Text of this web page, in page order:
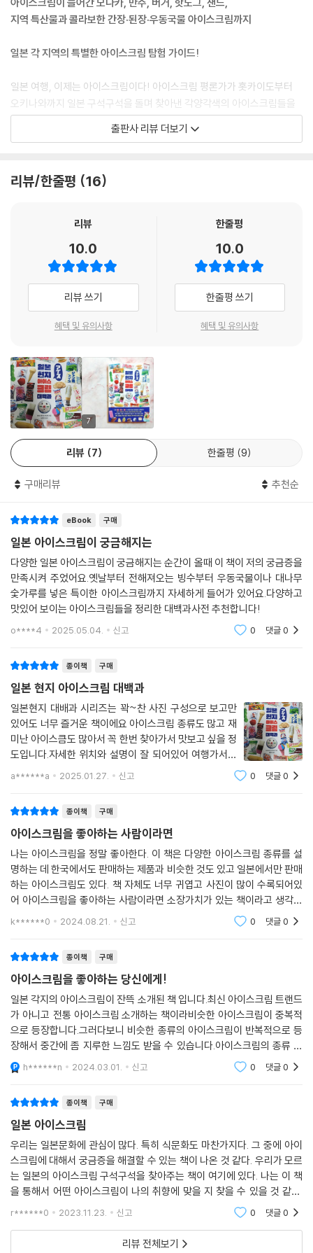
는 방법은 단순하고도 투박하게 봉지 모서리를 뜯어서 그대로 먹는 것이
프트아이스크림 ‘그린소프트’가 탄생했다. 찻집의 여름철 적자를 우려한
경영자들이 ‘여름에 팔 수 있는 상품이 없을까’ 고민한 끝에 만들어냈다. 우
유에 말차를 넣어 마시면 맛있다는 점과 더운 날씨에 즐겨 먹는 소프트아
이스크림을 합쳐 그린소프트를 만들었다고 한다. 지금은 말차 소프트아이
스크림이 인기 있는 맛 중 하나지만, 출시 당시에는 초록색이라는 이유로
스크림의 격전지이기도 하다. 탁 트인 푸른 하늘, 끝없이 펼쳐진 광활한 목
초지, 젖소들이 풀을 뜯어먹는 한가로운 풍경은 많은 사람들이 떠올리는
홋카이도의 이미지와 매우 흡사하다. 차를 타고 달리다보면 곳곳에 소프트
아이스크림 간판과 깃발이 세워져 있고, 현지에서 생산된 신선한 생우유를
사용한 고품질의 수제 소프트아이스크림을 부담 없이 즐길 수 있다. 소프
트아이스크림을 좋아하는 사람들에게는 그야말로 ‘성지’라고 할 수 있는
사가현 오기시에 본사를 둔 다케시타제과. 인기 상품인 블랙몽블랑은 규슈
출신이라면 누구나 한 번쯤 먹어본 적이 있는 스테디셀러다. 이 독특한 상
품명은 다케시타제과의 전 회장이 알프스산맥의 최고봉인 몽블랑을 눈앞
에 두고 ‘이 새하얀 산에 초콜릿을 뿌려 먹으면 얼마나 맛있을까’라는 생각
으로 지은 것이다.
나가사키의 카스텔라, 야마나시의 신겐모치와 같은 지역명과, 나가노의
사과, 후쿠시마의 복숭아, 그리고 간장과 된장, 우동까지. 각지의 특산품이
철 등 관광명소나 지자체 등 지역과 콜라보레이션한 새로운 명물 아이스크
지역 특산물과 콜라보한 간장·된장·우동국물 아이스크림까지
일본 각 지역의 특별한 아이스크림 탐험 가이드!
일본 여행, 이제는 아이스크림이다! 아이스크림 평론가가 홋카이도부터
오키나와까지 일본 구석구석을 돌며 찾아낸 각양각색의 아이스크림들을
총망라했다. 『일본 현지 아이스크림 대백과』에는 현지 매장, 카페, 식당에
서만 맛볼 수 있는 아이스크림, 맛도 모양도 먹는 법도 특이한 지역 특산 아
들도 추천한다. 이 책은 이미 한국에 출간되어 많은 사랑을 받은 『일본 현
맛의 특징, 아이스크림가게의 역사와 개성, 주요 메뉴 소개가 충실하면서
1부에서는 각 지역을 대표하는 아이스크림들을 선보인다. 가고시마에서
시작해 전국적으로 유명해진 ‘백곰’ 빙수 시로쿠마를 비롯해, 미에의 아이
스만주, 오사카의 아이스모나카, 고치의 아이스쿠린, 아오모리의 점보아
이스, 나가사키의 밀크셰이크, 오키나와의 고리젠자이 등 그 지역 여행에
선별했다.
2부는 저자가 직접 발로 뛰며 전국 방방곡곡의 아이스크림을 찾아낸 기록
이다. 현지인들이 아니면 알 수 없는 작은 아이스크림가게, 카페, 식당 들에
서 파는 다양하고 기발한 아이스크림 메뉴들이 동일본, 서일본으로 나눠
펼쳐진다. 젓가락으로 떠먹는 아이스크림, 30센티미터 소프트아이스크
림, 튀김빵에 얹은 아이스크림 등 여행자들이 SNS에 올리기 좋은 아이스
은 3부에서 소개한다. 연간 10만 개씩 팔리는 70년 전통의 오사카 551 호
라이 아이스캔디, 니가타에서는 일본의 국민 아이스크림 ‘가리가리쿤’의
명성을 능가하는 세이효의 모모타로 등 현지에서 시중 유통되는 제품들이
라 더욱 쉽게 사 먹을 수 있는 장점이 있다.
4부에서는 현지 특산물과 콜라보한 개성 넘치는 아이스크림들이 주인공
이다. 찹쌀떡이 그대로 위에 얹어져 있는 기쿄신겐 아이스크림, 나가사키
상상초월의 아이스크림 등은 보기만 해도 즐겁다.
그 밖에 소프트아이스크림의 성지인 홋카이도 곤센 지역과 우유회사가 만
든 아이스크림들도 특집으로 실었다. 이 책의 맨 뒤에는 일본 원서에는 없
는 아이스크림가게 리스트를 만들어두어 여행 가이드로서도 제 몫을 톡톡
히 한다.
출판사 리뷰 더보기
리뷰/한줄평 16
리뷰
10.0
리뷰 쓰기
혜택 및 유의사항
한줄평
10.0
한줄평 쓰기
혜택 및 유의사항
7
리뷰 7 한줄평 9
구매리뷰 추천순
eBook 구매
일본 아이스크림이 궁금해지는
다양한 일본 아이스크림이 궁금해지는 순간이 올때 이 책이 저의 궁금증을
만족시켜 주었어요.옛날부터 전해져오는 빙수부터 우동국물이나 대나무
숯가루를 넣은 특이한 아이스크림까지 자세하게 들어가 있어요.다양하고
맛있어 보이는 아이스크림들을 정리한 대백과사전 추천합니다!
o****4 2025.05.04. 신고 0 댓글0
종이책 구매
일본 현지 아이스크림 대백과
일본현지 대배과 시리즈는 꽉~찬 사진 구성으로 보고만
있어도 너무 즐거운 책이에요 아이스크림 종류도 많고 재
미난 아이스큼도 많아서 꼭 한번 찾아가서 맛보고 싶을 정
도입니다.자세한 위치와 설명이 잘 되어있어 여행가서도
너무 유용할거같아요
a******a 2025.01.27. 신고 0 댓글0
종이책 구매
아이스크림을 좋아하는 사람이라면
나는 아이스크림을 정말 좋아한다. 이 책은 다양한 아이스크림 종류를 설
명하는 데 한국에서도 판매하는 제품과 비슷한 것도 있고 일본에서만 판매
하는 아이스크림도 있다. 책 자체도 너무 귀엽고 사진이 많이 수록되어있
어 아이스크림을 좋아하는 사람이라면 소장가치가 있는 책이라고 생각한
다.
k******0 2024.08.21. 신고 0 댓글0
종이책 구매
아이스크림을 좋아하는 당신에게!
일본 각지의 아이스크림이 잔뜩 소개된 책 입니다.최신 아이스크림 트랜드
가 아니고 전통 아이스크림 소개하는 책이라비슷한 아이스크림이 중복적
으로 등장합니다.그러다보니 비슷한 종류의 아이스크림이 반복적으로 등
장해서 중간에 좀 지루한 느낌도 받을 수 있습니다.아이스크림의 종류 외
에도 옛스런 디자인의 포장, 디자인을 구경하면 꽤 재밌게 보실 수 있을 것
같습니다.
h******n 2024.03.01. 신고 0 댓글0
종이책 구매
일본 아이스크림
우리는 일본문화에 관심이 많다. 특히 식문화도 마찬가지다. 그 중에 아이
스크림에 대해서 궁금증을 해결할 수 있는 책이 나온 것 같다. 우리가 모르
는 일본의 아이스크림 구석구석을 찾아주는 책이 여기에 있다. 나는 이 책
을 통해서 어떤 아이스크림이 나의 취향에 맞을 지 찾을 수 있을 것 같다.
일본이 가진 식문화의 힘이 이 책에 담겨 있다고 생각이 든다.
r******0 2023.11.23. 신고 0 댓글0
리뷰 전체보기